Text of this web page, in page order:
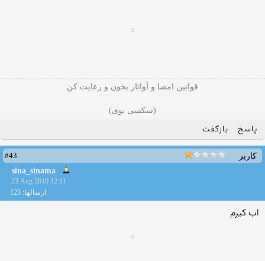
قوانین امضا و آواتار بخون و رعایت کن
(سکسی بوی)
پاسخ بازگفت
کاربر
#43
sina_sinama
23 Aug 2010 12:11
ارسالها: 123
اب كیرم